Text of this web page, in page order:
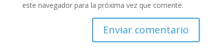
este navegador para la próxima vez que comente.